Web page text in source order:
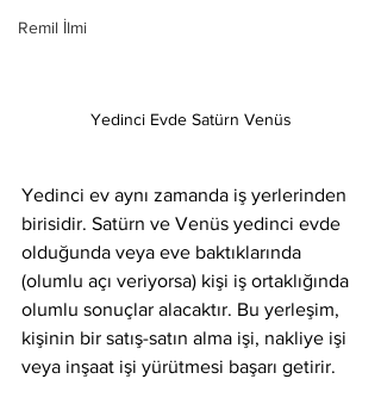
Remil İlmi
Yedinci Evde Satürn Venüs
Yedinci ev aynı zamanda iş yerlerinden
birisidir. Satürn ve Venüs yedinci evde
olduğunda veya eve baktıklarında
(olumlu açı veriyorsa) kişi iş ortaklığında
olumlu sonuçlar alacaktır. Bu yerleşim,
kişinin bir satış-satın alma işi, nakliye işi
veya inşaat işi yürütmesi başarı getirir.